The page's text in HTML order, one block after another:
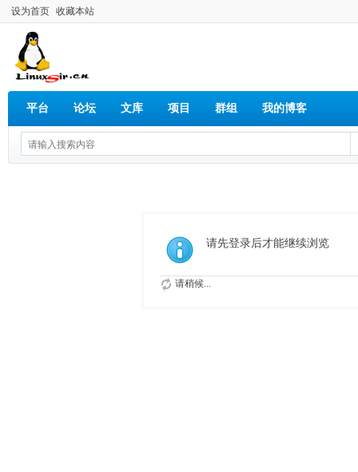
设为首页 收藏本站
平台 论坛 文库 项目 群组 我的博客
请先登录后才能继续浏览
请稍候...